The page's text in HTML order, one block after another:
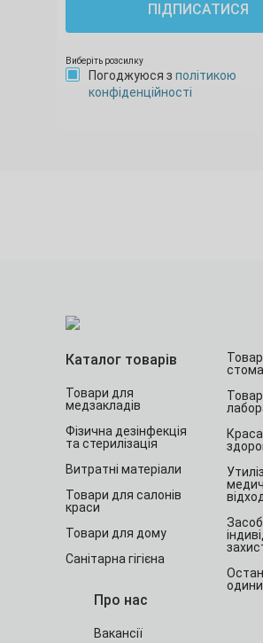
ПІДПИСАТИСЯ
Виберіть розсилку
Погоджуюся з політикою
конфіденційності
Каталог товарів
Товари для
медзакладів
Фізична дезінфекція
та стерилізація
Витратні матеріали
Товари для салонів
краси
Товари для дому
Санітарна гігієна
Про нас
Вакансії